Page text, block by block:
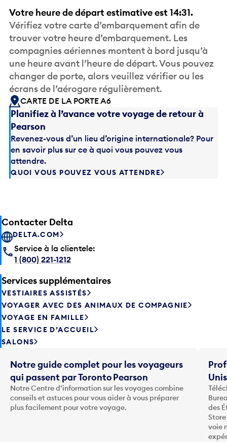
Votre heure de départ estimative est 14:31.
Vérifiez votre carte d’embarquement afin de
trouver votre heure d’embarquement. Les
compagnies aériennes montent à bord jusqu’à
une heure avant l’heure de départ. Vous pouvez
changer de porte, alors veuillez vérifier ou les
écrans de l’aérogare régulièrement.
CARTE DE LA PORTE A6
Planifiez à l’avance votre voyage de retour à
Pearson
Revenez-vous d’un lieu d’origine internationale? Pour
en savoir plus sur ce à quoi vous pouvez vous
attendre.
QUOI VOUS POUVEZ VOUS ATTENDRE
Contacter Delta
DELTA.COM
Service à la clientele:
1 (800) 221-1212
Services supplémentaires
VESTIAIRES ASSISTÉS
VOYAGER AVEC DES ANIMAUX DE COMPAGNIE
VOYAGE EN FAMILLE
LE SERVICE D’ACCUEIL
SALONS
Notre guide complet pour les voyageurs
qui passent par Toronto Pearson
Notre Centre d’information sur les voyages combine
conseils et astuces pour vous aider à vous préparer
plus facilement pour votre voyage.
des
voie